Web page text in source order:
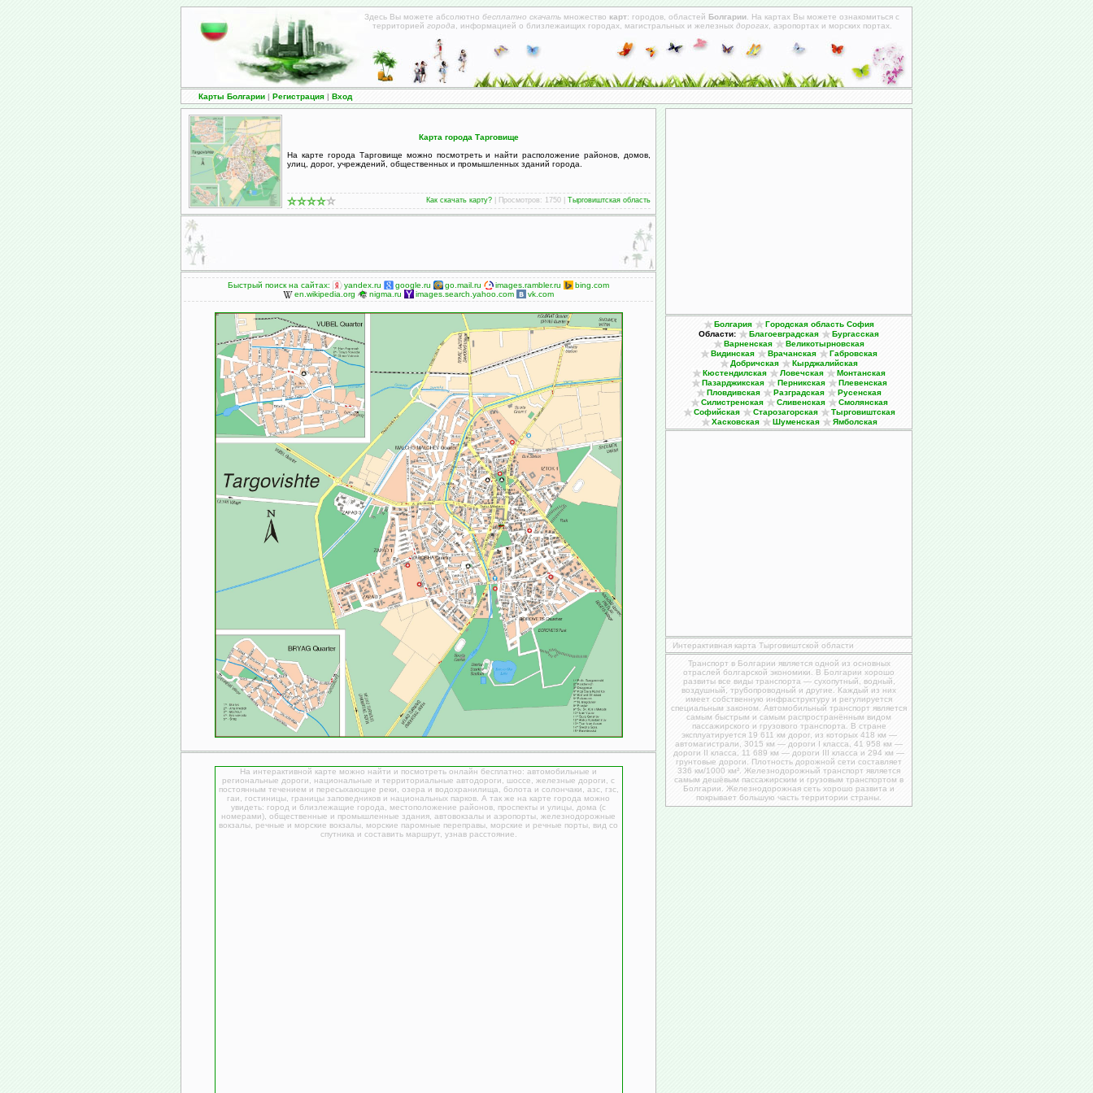
Здесь Вы можете абсолютно бесплатно скачать множество карт: городов, областей Болгарии . На картах Вы можете ознакомиться с
территорией города , информацией о близлежаищих городах, магистральных и железных дорогах, аэропортах и морских портах.
Карты Болгарии | Регистрация | Вход
Карта города Тарговище
На карте города Тарговище можно посмотреть и найти расположение районов, домов,
улиц, дорог, учреждений, общественных и промышленных зданий города.
Как скачать карту? | Просмотров: 1750 | Тырговиштская область
Быстрый поиск на сайтах: yandex.ru google.ru go.mail.ru images.rambler.ru
bing.com
en.wikipedia.org
nigma.ru images.search.yahoo.com vk.com
На интерактивной карте можно найти и посмотреть онлайн бесплатно: автомобильные и
региональные дороги, национальные и территориальные автодороги, шоссе, железные дороги, с
постоянным течением и пересыхающие реки, озера и водохранилища, болота и солончаки, азс, гзс,
гаи, гостиницы, границы заповедников и национальных парков. А так же на карте города можно
увидеть: город и близлежащие города, местоположение районов, проспекты и улицы, дома (c
номерами), общественные и промышленные здания, автовокзалы и аэропорты, железнодорожные
вокзалы, речные и морские вокзалы, морские паромные переправы, морские и речные порты, вид со
спутника и составить маршрут, узнав расстояние.
Болгария
Городская область София
Области:
Благоевградская
Бургасская
Варненская
Великотырновская
Видинская
Врачанская
Габровская
Добричская
Кырджалийская
Кюстендилская
Ловечская
Монтанская
Пазарджикская
Перникская
Плевенская
Пловдивская
Разградская
Русенская
Силистренская
Сливенская
Смолянская
Софийская
Старозагорская
Тырговиштская
Хасковская
Шуменская Ямболская
Интерактивная карта Тырговиштской области
Транспорт в Болгарии является одной из основных
отраслей болгарской экономики. В Болгарии хорошо
развиты все виды транспорта — сухопутный, водный,
воздушный, трубопроводный и другие. Каждый из них
имеет собственную инфраструктуру и регулируется
специальным законом. Автомобильный транспорт является
самым быстрым и самым распространённым видом
пассажирского и грузового транспорта. В стране
эксплуатируется 19 611 км дорог, из которых 418 км —
автомагистрали, 3015 км — дороги І класса, 41 958 км —
дороги ІІ класса, 11 689 км — дороги ІІІ класса и 294 км —
грунтовые дороги. Плотность дорожной сети составляет
336 км/1000 км². Железнодорожный транспорт является
самым дешёвым пассажирским и грузовым транспортом в
Болгарии. Железнодорожная сеть хорошо развита и
покрывает большую часть территории страны.